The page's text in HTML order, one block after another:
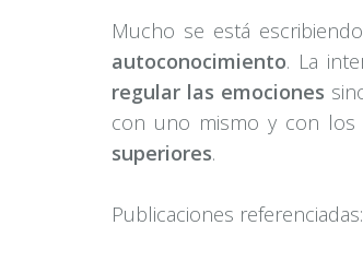
Mucho se está
autoconocimiento. La
regular las emociones
con uno mismo y con los
superiores.
Publicaciones referenciadas: